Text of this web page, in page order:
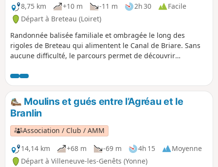
8,75 km
+10 m -11 m 2h 30
Facile
Départ à Breteau (Loiret)
Randonnée balisée familiale et ombragée le long des
rigoles de Breteau qui alimentent le Canal de Briare. Sans
aucune difficulté, le parcours permet de découvrir
Praticable en poussette ou vélo, vous profiterez de la
douceur des sous-bois l'été et d'un chemin sec en période
humide.Moulins et gués entre l’Agréau et le
Branlin
Association / Club / AMM
14,14 km
+68 m -69 m 4h 15
Moyenne
Départ à Villeneuve-les-Genêts (Yonne)